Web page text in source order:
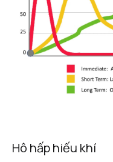
Hô hấp hiếu khí